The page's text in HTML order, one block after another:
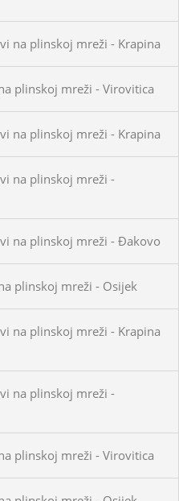
na plinskoj mreži - Krapina
plinskoj mreži - Virovitica
na plinskoj mreži - Krapina
na plinskoj mreži -
na plinskoj mreži - Đakovo
plinskoj mreži - Osijek
na plinskoj mreži - Krapina
na plinskoj mreži -
plinskoj mreži - Virovitica